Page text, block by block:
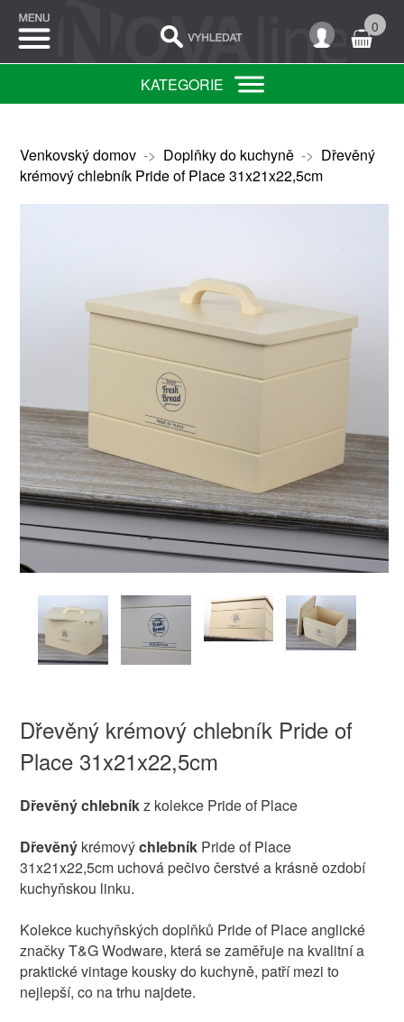
0
KATEGORIE
Venkovský domov-> Doplňky do kuchyně-> Dřevěný
krémový chlebník Pride of Place 31x21x22,5cm
Dřevěný krémový chlebník Pride of
Place 31x21x22,5cm
Dřevěný chlebníkz kolekce Pride of Place
DřevěnýkrémovýchlebníkPride of Place
31x21x22,5cm uchová pečivo čerstvé a krásně ozdobí
kuchyňskou linku.
Kolekce kuchyňských doplňků Pride of Place anglické
značky T&G Wodware, která se zaměřuje na kvalitní a
praktické vintage kousky do kuchyně, patří mezi to
nejlepší, co na trhu najdete.